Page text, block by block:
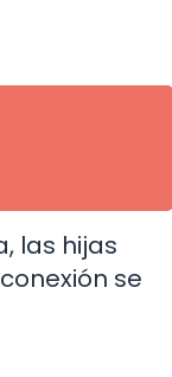
las hijas
se